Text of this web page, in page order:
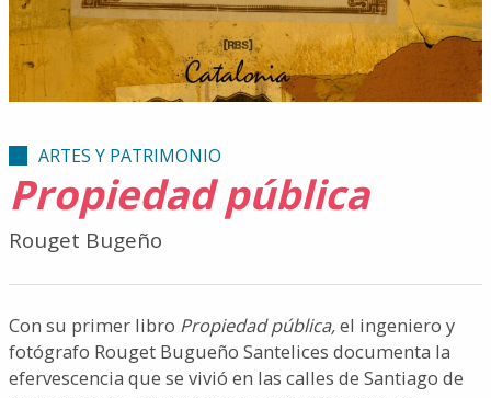
ARTES Y PATRIMONIO
Propiedad pública
Rouget Bugeño
Con su primer libro Propiedad pública,el ingeniero y
fotógrafo Rouget Bugueño Santelices documenta la
efervescencia que se vivió en las calles de Santiago de